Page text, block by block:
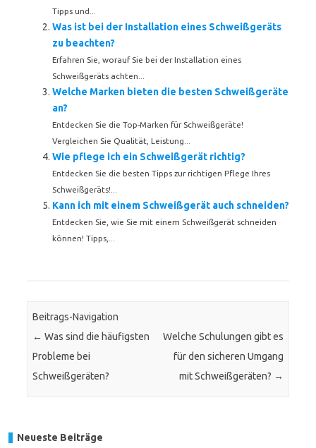
Tipps und...
Was ist bei der Installation eines Schweißgeräts
zu beachten?
Erfahren Sie, worauf Sie bei der Installation eines
Schweißgeräts achten...
Welche Marken bieten die besten Schweißgeräte
an?
Entdecken Sie die Top-Marken für Schweißgeräte!
Vergleichen Sie Qualität, Leistung...
Wie pflege ich ein Schweißgerät richtig?
Entdecken Sie die besten Tipps zur richtigen Pflege Ihres
Schweißgeräts!...
Kann ich mit einem Schweißgerät auch schneiden?
Entdecken Sie, wie Sie mit einem Schweißgerät schneiden
können! Tipps,...
Beitrags-Navigation
← Was sind die häufigsten
Probleme bei
Schweißgeräten?
Welche Schulungen gibt es
für den sicheren Umgang
mit Schweißgeräten? →
Neueste Beiträge